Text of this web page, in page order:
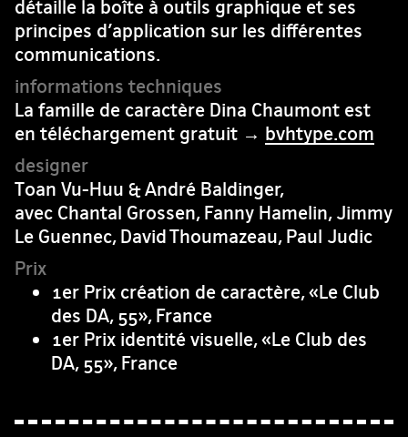
détaille la boîte à outils graphique et ses
principes d’application sur les différentes
communications.
La famille de caractère Dina Chaumont est
en téléchargement gratuit → bvhtype.com
Toan Vu-Huu & André Baldinger,
avec Chantal Grossen, Fanny Hamelin, Jimmy
Le Guennec, David Thoumazeau, Paul Judic
1er Prix création de caractère, «Le Club
des DA, 55», France
1er Prix identité visuelle, «Le Club des
DA, 55», France